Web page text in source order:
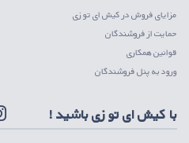
مزایای فروش در کیش ای تو زی
حمایت از فروشندگان
قوانین همکاری
ورود به پنل فروشندگان
با کیش ای تو زی باشید !